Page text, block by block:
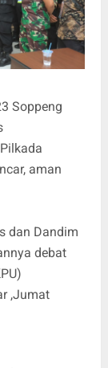
Soppeng
aman
dan Dandim
debat
,Jumat